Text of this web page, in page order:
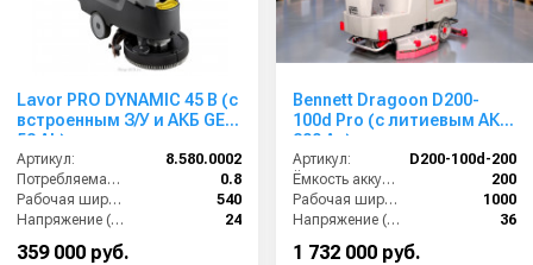
Lavor PRO DYNAMIC 45 B (с
встроенным З/У и АКБ GEL
52 Ah)
Артикул:
8.580.0002
Потребляемая мощность (кВт):
0.8
Рабочая ширина щеток (мм):
540
Напряжение (В):
24
359 000 руб.
Bennett Dragoon D200-
100d Pro (с литиевым АКБ
200 Ач)
Артикул:
D200-100d-200
Ёмкость аккумулятора (Ач):
200
Рабочая ширина щеток (мм):
1000
Напряжение (В):
36
1 732 000 руб.